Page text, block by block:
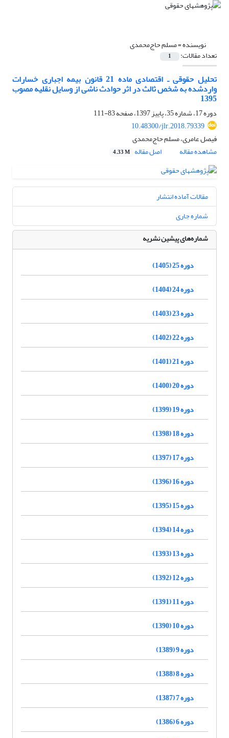
نویسنده =مسلم حاج‌محمدی
تعداد مقالات: 1
تحلیل حقوقی ـ اقتصادی ماده 21 قانون بیمه اجباری خسارات
واردشده به شخص ثالث در اثر حوادث ناشی از وسایل نقلیه مصوب
1395
دوره 17، شماره 35، پاییز 1397، صفحه
83-111
10.48300/jlr.2018.79339
فیصل عامری، مسلم حاج‌محمدی
مشاهده مقاله
اصل مقاله 4.33 M
مقالات آماده انتشار
شماره جاری
شماره‌های پیشین نشریه
دوره 25 (1405)
دوره 24 (1404)
دوره 23 (1403)
دوره 22 (1402)
دوره 21 (1401)
دوره 20 (1400)
دوره 19 (1399)
دوره 18 (1398)
دوره 17 (1397)
دوره 16 (1396)
دوره 15 (1395)
دوره 14 (1394)
دوره 13 (1393)
دوره 12 (1392)
دوره 11 (1391)
دوره 10 (1390)
دوره 9 (1389)
دوره 8 (1388)
دوره 7 (1387)
دوره 6 (1386)